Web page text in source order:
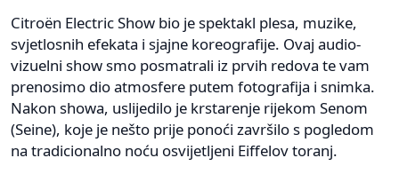
Citroën Electric Show bio je spektakl plesa, muzike,
svjetlosnih efekata i sjajne koreografije. Ovaj audio-
vizuelni show smo posmatrali iz prvih redova te vam
prenosimo dio atmosfere putem fotografija i snimka.
Nakon showa, uslijedilo je krstarenje rijekom Senom
(Seine), koje je nešto prije ponoći završilo s pogledom
na tradicionalno noću osvijetljeni Eiffelov toranj.